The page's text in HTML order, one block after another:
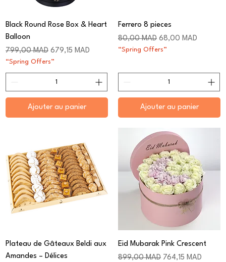
Black Round Rose Box & Heart
Balloon
Prix original
799,00 MAD Prix promotionnel
679,15 MAD
“Spring Offers”
Ajouter au panier
Ferrero 8 pieces
Prix original
80,00 MAD Prix promotionnel
68,00 MAD
“Spring Offers”
Ajouter au panier
Plateau de Gâteaux Beldi aux
Amandes – Délices
Eid Mubarak Pink Crescent
Prix original
899,00 MAD Prix promotionnel
764,15 MAD